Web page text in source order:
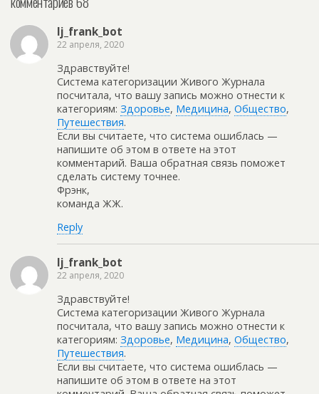
lj_frank_bot
22 апреля, 2020
Здравствуйте!
Система категоризации Живого Журнала
посчитала, что вашу запись можно отнести к
категориям: Здоровье, Медицина, Общество,
Путешествия.
Если вы считаете, что система ошиблась —
напишите об этом в ответе на этот
комментарий. Ваша обратная связь поможет
сделать систему точнее.
Фрэнк,
команда ЖЖ.
Reply
lj_frank_bot
22 апреля, 2020
Здравствуйте!
Система категоризации Живого Журнала
посчитала, что вашу запись можно отнести к
категориям: Здоровье, Медицина, Общество,
Путешествия.
Если вы считаете, что система ошиблась —
напишите об этом в ответе на этот